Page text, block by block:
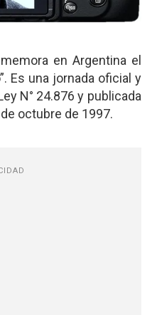
en Argentina el
Es una jornada oficial y
N° 24.876 y publicada
octubre de 1997.